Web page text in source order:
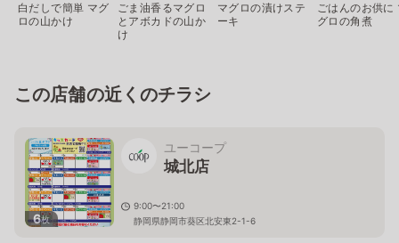
白だしで簡単 マグ
ロの山かけ
ごま油香るマグロ
とアボカドの山か
け
マグロの漬けステ
ーキ
ごはんのお供に
グロの角煮
この店舗の近くのチラシ
6枚
ユーコープ
城北店
9:00〜21:00
静岡県静岡市葵区北安東2-1-6